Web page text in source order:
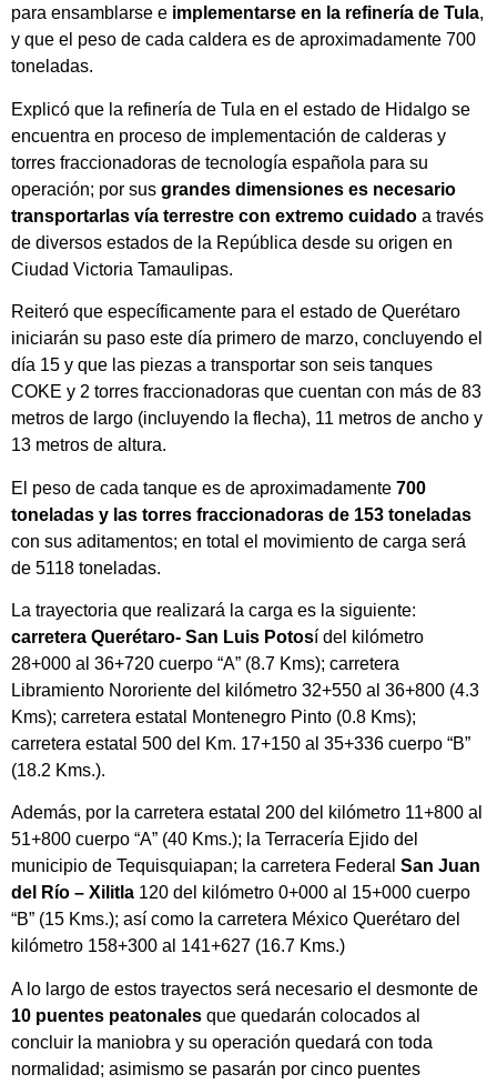
para ensamblarse e implementarse en la refinería de Tula,
y que el peso de cada caldera es de aproximadamente 700
toneladas.
Explicó que la refinería de Tula en el estado de Hidalgo se
encuentra en proceso de implementación de calderas y
torres fraccionadoras de tecnología española para su
operación; por sus grandes dimensiones es necesario
transportarlas vía terrestre con extremo cuidado a través
de diversos estados de la República desde su origen en
Ciudad Victoria Tamaulipas.
Reiteró que específicamente para el estado de Querétaro
iniciarán su paso este día primero de marzo, concluyendo el
día 15 y que las piezas a transportar son seis tanques
COKE y 2 torres fraccionadoras que cuentan con más de 83
metros de largo (incluyendo la flecha), 11 metros de ancho y
13 metros de altura.
El peso de cada tanque es de aproximadamente 700
toneladas y las torres fraccionadoras de 153 toneladas
con sus aditamentos; en total el movimiento de carga será
de 5118 toneladas.
La trayectoria que realizará la carga es la siguiente:
carretera Querétaro- San Luis Potosí del kilómetro
28+000 al 36+720 cuerpo “A” (8.7 Kms); carretera
Libramiento Nororiente del kilómetro 32+550 al 36+800 (4.3
Kms); carretera estatal Montenegro Pinto (0.8 Kms);
carretera estatal 500 del Km. 17+150 al 35+336 cuerpo “B”
(18.2 Kms.).
Además, por la carretera estatal 200 del kilómetro 11+800 al
51+800 cuerpo “A” (40 Kms.); la Terracería Ejido del
municipio de Tequisquiapan; la carretera Federal San Juan
del Río – Xilitla 120 del kilómetro 0+000 al 15+000 cuerpo
“B” (15 Kms.); así como la carretera México Querétaro del
kilómetro 158+300 al 141+627 (16.7 Kms.)
A lo largo de estos trayectos será necesario el desmonte de
10 puentes peatonales que quedarán colocados al
concluir la maniobra y su operación quedará con toda
normalidad; asimismo se pasarán por cinco puentes